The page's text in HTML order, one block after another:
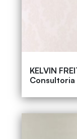
KELVIN
Consultoria